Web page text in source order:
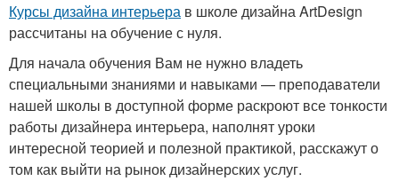
Курсы дизайна интерьера в школе дизайна ArtDesign
рассчитаны на обучение с нуля.
Для начала обучения Вам не нужно владеть
специальными знаниями и навыками — преподаватели
нашей школы в доступной форме раскроют все тонкости
работы дизайнера интерьера, наполнят уроки
интересной теорией и полезной практикой, расскажут о
том как выйти на рынок дизайнерских услуг.